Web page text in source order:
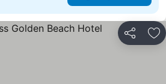
Deli